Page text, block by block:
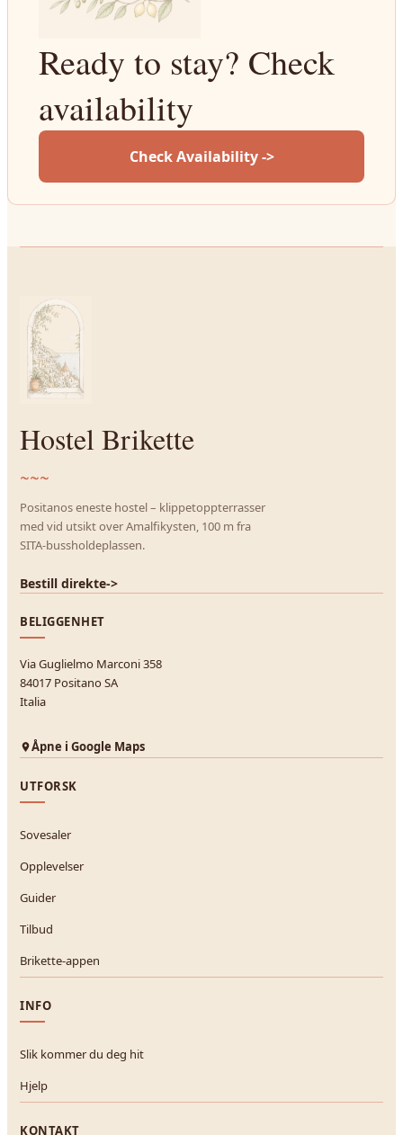
Ready to stay? Check
availability
Check Availability ->
Hostel Brikette
~~~
Positanos eneste hostel – klippetoppterrasser
med vid utsikt over Amalfikysten, 100 m fra
SITA-bussholdeplassen.
Bestill direkte->
BELIGGENHET
Via Guglielmo Marconi 358
84017 Positano SA
Italia
Åpne i Google Maps
UTFORSK
Sovesaler
Opplevelser
Guider
Tilbud
Brikette-appen
INFO
Slik kommer du deg hit
Hjelp
KONTAKT